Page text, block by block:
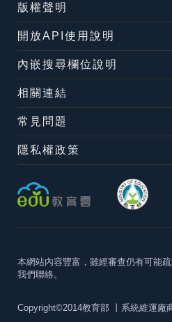
版權聲明
開放API使用說明
內嵌搜尋欄位說明
相關連結
常見問題
隱私權政策
本網站內容豐富，雖經審查仍有可能疏
我們聯絡。
Copyright©2014教育部 丨系統維運廠